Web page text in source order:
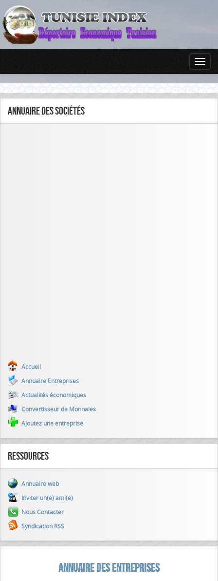
Annuaire des sociétés
Accueil
Annuaire Entreprises
Actualités économiques
Convertisseur de Monnaies
Ajoutez une entreprise
Ressources
Annuaire web
Inviter un(e) ami(e)
Nous Contacter
Syndication RSS
ANNUAIRE DES ENTREPRISES